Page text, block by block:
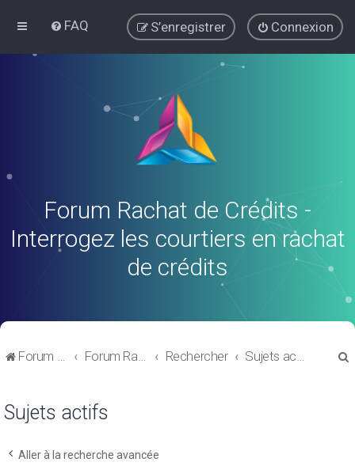
FAQ Connexion
S’enregistrer
Forum Rachat de Crédits -
Interrogez les courtiers en rachat
de crédits
Forum de discussions sur le Regroupement de Crédits et le Rachat de Crédits Forum Rachat de Crédits Rechercher Sujets actifs
Sujets actifs
Aller à la recherche avancée